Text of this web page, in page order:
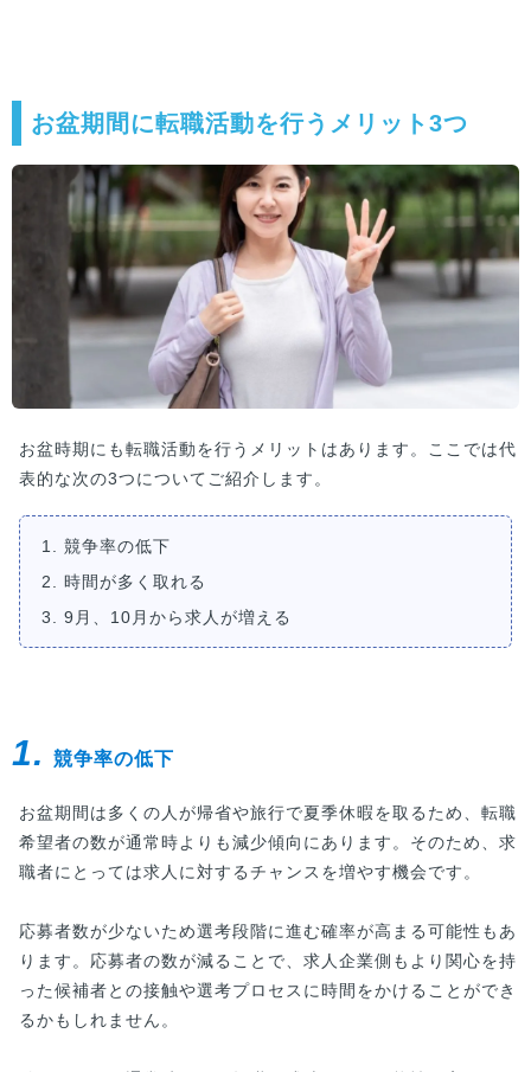
お盆期間に転職活動を行うメリット3つ
お盆時期にも転職活動を行うメリットはあります。ここでは代
表的な次の3つについてご紹介します。
1. 競争率の低下
2. 時間が多く取れる
3. 9月、10月から求人が増える
1. 競争率の低下
お盆期間は多くの人が帰省や旅行で夏季休暇を取るため、転職
希望者の数が通常時よりも減少傾向にあります。そのため、求
職者にとっては求人に対するチャンスを増やす機会です。
応募者数が少ないため選考段階に進む確率が高まる可能性もあ
ります。応募者の数が減ることで、求人企業側もより関心を持
った候補者との接触や選考プロセスに時間をかけることができ
るかもしれません。